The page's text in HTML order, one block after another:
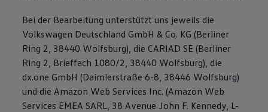
Bei der Bearbeitung unterstützt uns jeweils die
Volkswagen Deutschland GmbH & Co. KG (Berliner
Ring 2, 38440 Wolfsburg), die CARIAD SE (Berliner
Ring 2, Brieffach 1080/2, 38440 Wolfsburg), die
dx.one GmbH (Daimlerstraße 6-8, 38446 Wolfsburg)
und die Amazon Web Services Inc. (Amazon Web
Services EMEA SARL, 38 Avenue John F. Kennedy, L-